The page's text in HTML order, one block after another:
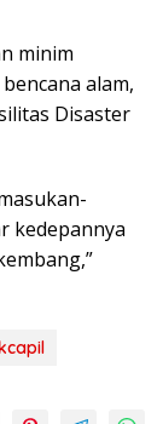
minim
alam,
Disaster
kedepannya